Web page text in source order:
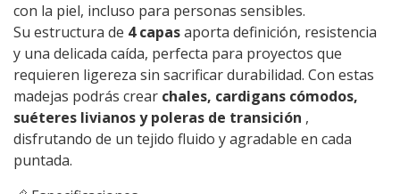
con la piel, incluso para personas sensibles.
Su estructura de 4 capasaporta definición, resistencia
y una delicada caída, perfecta para proyectos que
requieren ligereza sin sacrificar durabilidad. Con estas
madejas podrás crear chales, cardigans cómodos,
suéteres livianos y poleras de transición ,
disfrutando de un tejido fluido y agradable en cada
puntada.